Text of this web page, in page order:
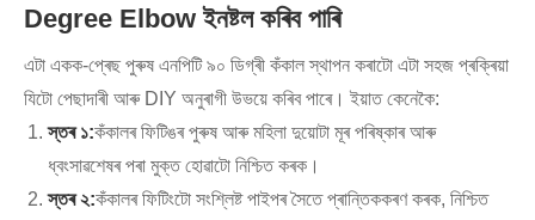
Degree Elbow ইনষ্টল কৰিব পাৰি
এটা একক-প্ৰেছ পুৰুষ এনপিটি ৯০ ডিগ্ৰী কঁকাল স্থাপন কৰাটো এটা সহজ প্ৰক্ৰিয়া
যিটো পেছাদাৰী আৰু DIY অনুৰাগী উভয়ে কৰিব পাৰে। ইয়াত কেনেকৈ:
স্তৰ ১:কঁকালৰ ফিটিঙৰ পুৰুষ আৰু মহিলা দুয়োটা মূৰ পৰিষ্কাৰ আৰু
ধ্বংসাৱশেষৰ পৰা মুক্ত হোৱাটো নিশ্চিত কৰক।
স্তৰ ২:কঁকালৰ ফিটিংটো সংশ্লিষ্ট পাইপৰ সৈতে প্ৰান্তিককৰণ কৰক, নিশ্চিত